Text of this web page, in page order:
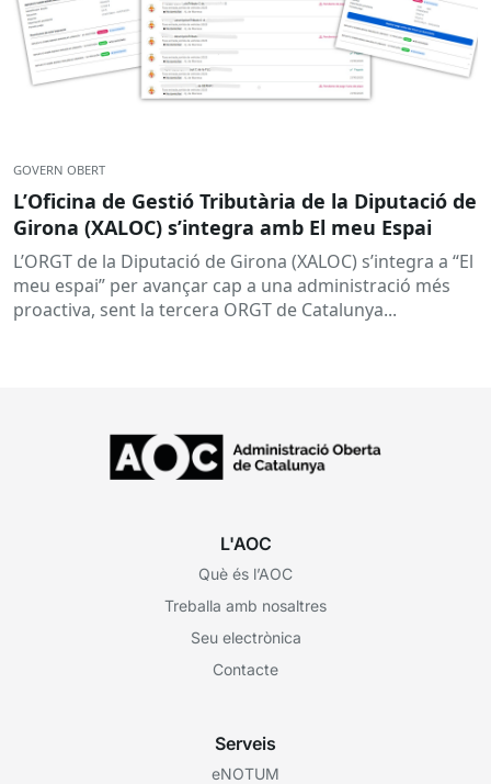
GOVERN OBERT
L’Oficina de Gestió Tributària de la Diputació de
Girona (XALOC) s’integra amb El meu Espai
L’ORGT de la Diputació de Girona (XALOC) s’integra a “El
meu espai” per avançar cap a una administració més
proactiva, sent la tercera ORGT de Catalunya...
L'AOC
Què és l’AOC
Treballa amb nosaltres
Seu electrònica
Contacte
Serveis
eNOTUM